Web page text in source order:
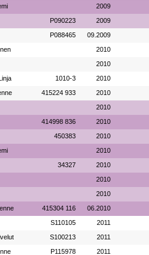
2009
P090223 2009
P088465 09.2009
2010
2010
1010-3 2010
415224 933 2010
2010
414998 836 2010
450383 2010
2010
34327 2010
2010
2010
415304 116 06.2010
S110105 2011
S100213 2011
P115978 2011